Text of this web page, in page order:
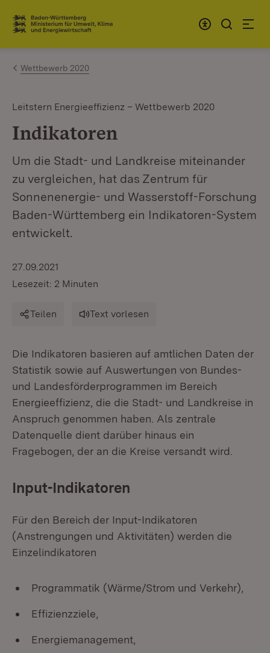
Zum Inhalt springen
Link zur Startseite
Wettbewerb 2020
Leitstern Energieeffizienz – Wettbewerb 2020
Indikatoren
Um die Stadt- und Landkreise miteinander
zu vergleichen, hat das Zentrum für
Sonnenenergie- und Wasserstoff-Forschung
Baden-Württemberg ein Indikatoren-System
entwickelt.
27.09.2021
Lesezeit: 2 Minuten
Teilen Text vorlesen
Die Indikatoren basieren auf amtlichen Daten der
Statistik sowie auf Auswertungen von Bundes-
und Landesförderprogrammen im Bereich
Energieeffizienz, die die Stadt- und Landkreise in
Anspruch genommen haben. Als zentrale
Datenquelle dient darüber hinaus ein
Fragebogen, der an die Kreise versandt wird.
Input-Indikatoren
Für den Bereich der Input-Indikatoren
(Anstrengungen und Aktivitäten) werden die
Einzelindikatoren
Programmatik (Wärme/Strom und Verkehr),
Effizienzziele,
Energiemanagement,